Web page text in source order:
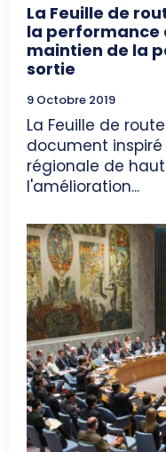
La Feuille de
la performance
maintien de la
sortie
9 Octobre 2019
La Feuille de
document
régionale de
l'amélioration...